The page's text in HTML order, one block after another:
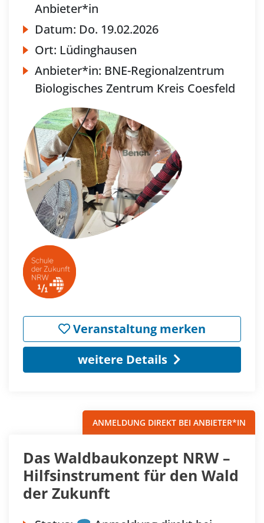
Anbieter*in
Datum: Do. 19.02.2026
Ort: Lüdinghausen
Anbieter*in: BNE-Regionalzentrum
Biologisches Zentrum Kreis Coesfeld
Veranstaltung merken
weitere Details
ANMELDUNG DIREKT BEI ANBIETER*IN
Das Waldbaukonzept NRW –
Hilfsinstrument für den Wald
der Zukunft